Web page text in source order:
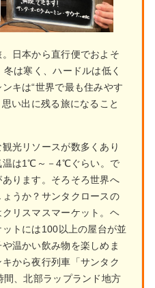
日本から直行便でおよそ
は寒く、ハードルは低く
キは“世界で最も住みやす
い出に残る旅になること
光リソースが数多くあり
温は1℃～－4℃ぐらい。で
ります。そろそろ世界へ
うか？サンタクロースの
リスマスマーケット。ヘ
トには100以上の屋台が並
温かい飲み物を楽しめま
から夜行列車「サンタク
、北部ラップランド地方